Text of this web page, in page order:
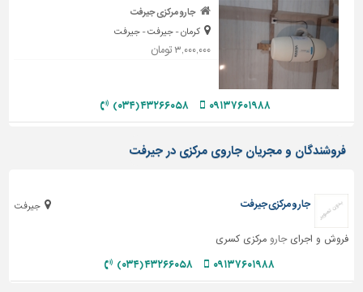
نرده
و
حفاظ
کفپوش
سنگ
سرویس
ابزار،یراق
ماشین
برقی،روشنایی،ایمنی
جارو مرکزی جیرفت
کرمان - جیرفت - جیرفت
۳,۰۰۰,۰۰۰ تومان
۰۹۱۳۷۶۰۱۹۸۸ ۴۳۲۶۶۰۵۸ (۰۳۴)
فروشندگان و مجریان جاروی مرکزی در جیرفت
جیرفت جارو مرکزی جیرفت
فروش و اجرایجارو مرکزی کسری
۰۹۱۳۷۶۰۱۹۸۸ ۴۳۲۶۶۰۵۸ (۰۳۴)